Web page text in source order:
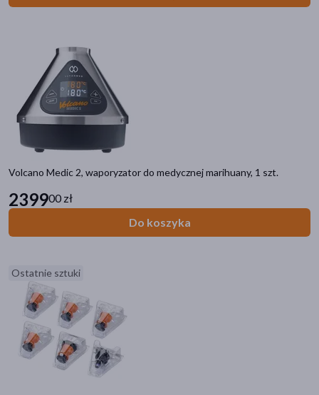
Volcano Medic 2, waporyzator do medycznej marihuany, 1 szt.
239900 zł
Do koszyka
Ostatnie sztuki
Kategorie produktów
Do poprzedniej kategorii
Małe AGD